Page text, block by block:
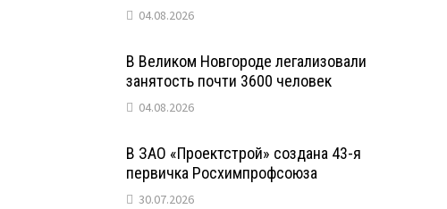
04.08.2026
В Великом Новгороде легализовали
занятость почти 3600 человек
04.08.2026
В ЗАО «Проектстрой» создана 43-я
первичка Росхимпрофсоюза
30.07.2026